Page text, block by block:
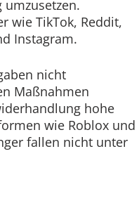
wie TikTok, Reddit,
Instagram.
nicht
Maßnahmen
hohe
wie Roblox und
fallen nicht unter